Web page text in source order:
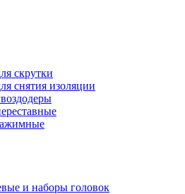
скрутки
снятия изоляции
и наборы головок